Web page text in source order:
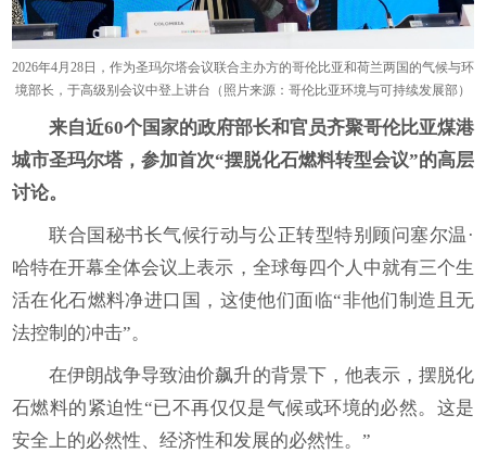
2026年4月28日，作为圣玛尔塔会议联合主办方的哥伦比亚和荷兰两国的气候与环
境部长，于高级别会议中登上讲台（照片来源：哥伦比亚环境与可持续发展部）
来自近60个国家的政府部长和官员齐聚哥伦比亚煤港
城市圣玛尔塔，参加首次“摆脱化石燃料转型会议”的高层
讨论。
联合国秘书长气候行动与公正转型特别顾问塞尔温·
哈特在开幕全体会议上表示，全球每四个人中就有三个生
活在化石燃料净进口国，这使他们面临“非他们制造且无
法控制的冲击”。
在伊朗战争导致油价飙升的背景下，他表示，摆脱化
石燃料的紧迫性“已不再仅仅是气候或环境的必然。这是
安全上的必然性、经济性和发展的必然性。”